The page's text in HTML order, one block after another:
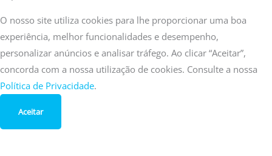
O nosso site utiliza cookies para lhe proporcionar uma boa
experiência, melhor funcionalidades e desempenho,
personalizar anúncios e analisar tráfego. Ao clicar “Aceitar”,
concorda com a nossa utilização de cookies. Consulte a nossa
Política de Privacidade.
Aceitar